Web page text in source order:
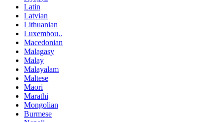
Latin
Latvian
Lithuanian
Luxembou..
Macedonian
Malagasy
Malay
Malayalam
Maltese
Maori
Marathi
Mongolian
Burmese